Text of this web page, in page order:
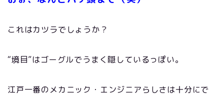
これはカツラでしょうか？
“境目”はゴーグルでうまく隠しているっぽい。
江戸一番のメカニック・エンジニアらしさは十分にで